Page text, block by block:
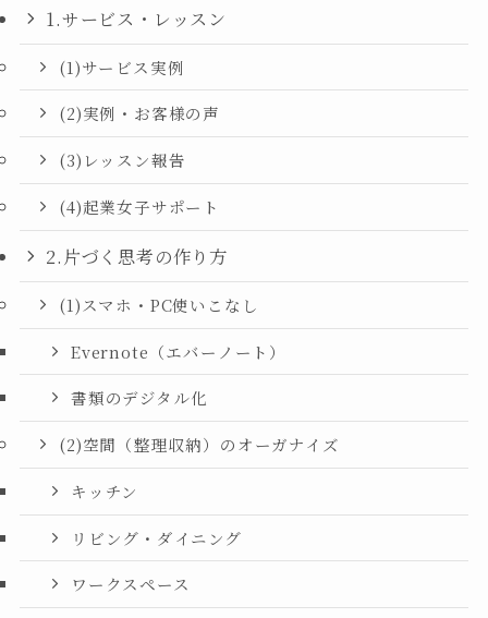
1.サービス・レッスン
(1)サービス実例
(2)実例・お客様の声
(3)レッスン報告
(4)起業女子サポート
2.片づく思考の作り方
(1)スマホ・PC使いこなし
Evernote（エバーノート）
書類のデジタル化
(2)空間（整理収納）のオーガナイズ
キッチン
リビング・ダイニング
ワークスペース